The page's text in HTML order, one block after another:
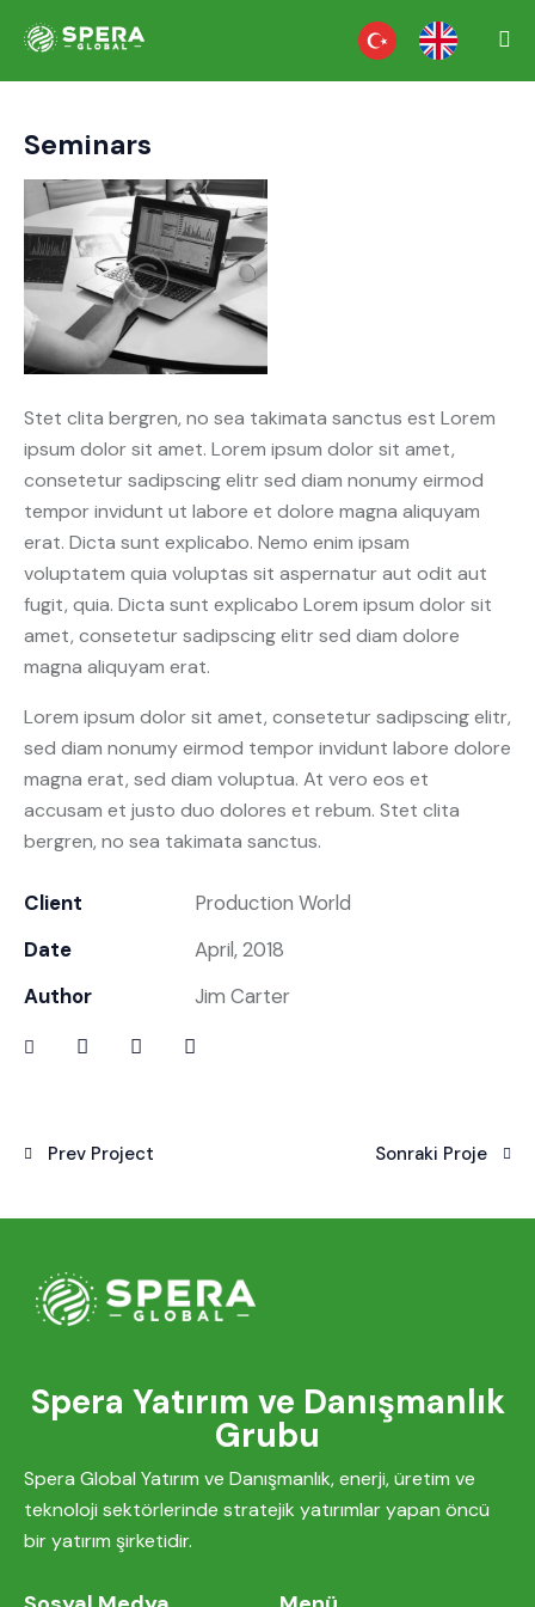
Seminars
Stet clita bergren, no sea takimata sanctus est Lorem
ipsum dolor sit amet. Lorem ipsum dolor sit amet,
consetetur sadipscing elitr sed diam nonumy eirmod
tempor invidunt ut labore et dolore magna aliquyam
erat. Dicta sunt explicabo. Nemo enim ipsam
voluptatem quia voluptas sit aspernatur aut odit aut
fugit, quia. Dicta sunt explicabo Lorem ipsum dolor sit
amet, consetetur sadipscing elitr sed diam dolore
magna aliquyam erat.
Lorem ipsum dolor sit amet, consetetur sadipscing elitr,
sed diam nonumy eirmod tempor invidunt labore dolore
magna erat, sed diam voluptua. At vero eos et
accusam et justo duo dolores et rebum. Stet clita
bergren, no sea takimata sanctus.
Client
Production World
Date
April, 2018
Author
Jim Carter
Prev Project Sonraki Proje
Spera Yatırım ve Danışmanlık
Grubu
Spera Global Yatırım ve Danışmanlık, enerji, üretim ve
teknoloji sektörlerinde stratejik yatırımlar yapan öncü
bir yatırım şirketidir.